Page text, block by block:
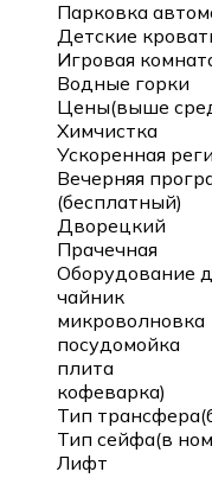
Парковка
Детские
Игровая
Водные горки
Цены(выше
Химчистка
Ускоренная
Вечерняя
(бесплатный)
Дворецкий
Прачечная
Оборудование
чайник
микроволновка
посудомойка
плита
кофеварка)
Тип
Тип сейфа(в
Лифт